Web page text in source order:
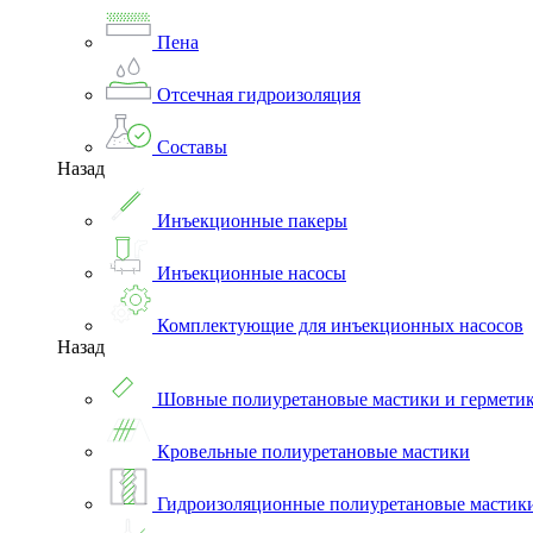
Пена
Отсечная гидроизоляция
Составы
Назад
Инъекционные пакеры
Инъекционные насосы
Комплектующие для инъекционных насосов
Назад
Шовные полиуретановые мастики и
Кровельные полиуретановые мастики
Гидроизоляционные полиуретановые